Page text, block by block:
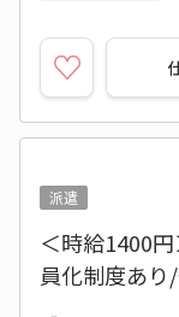
派遣
＜時給1400
員化制度あり